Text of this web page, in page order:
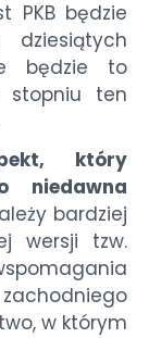
PKB będzie
dziesiątych
będzie to
stopniu ten
który
niedawna
bardziej
wersji tzw.
w którym